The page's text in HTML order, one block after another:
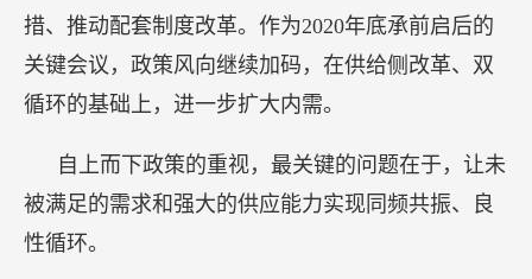
措、推动配套制度改革。作为2020年底承前启后的
关键会议，政策风向继续加码，在供给侧改革、双
循环的基础上，进一步扩大内需。
自上而下政策的重视，最关键的问题在于，让未
被满足的需求和强大的供应能力实现同频共振、良
性循环。